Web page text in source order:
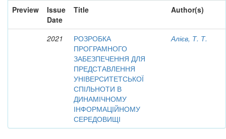
Preview
Issue
Date
Title Author(s)
2021
РОЗРОБКА
ПРОГРАМНОГО
ЗАБЕЗПЕЧЕННЯ ДЛЯ
ПРЕДСТАВЛЕННЯ
УНІВЕРСИТЕТСЬКОЇ
СПІЛЬНОТИ В
ДИНАМІЧНОМУ
ІНФОРМАЦІЙНОМУ
СЕРЕДОВИЩІ
Алієв, Т. Т.